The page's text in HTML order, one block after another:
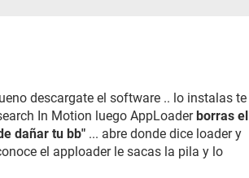
descargate el software .. lo instalas te
In Motion luego AppLoaderborras el
dañar tu bb" ... abre donde dice loader y
el apploader le sacas la pila y lo